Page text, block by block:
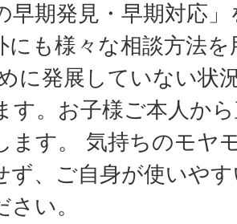
早期発見・早期対応
にも様々な相談方法
に発展していない状
す。お子様ご本人か
ます。 気持ちのモヤ
ず、ご自身が使いや
い。